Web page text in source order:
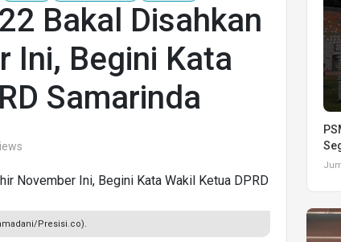
Bakal Disahkan
Ini, Begini Kata
Samarinda
Presisi.co).